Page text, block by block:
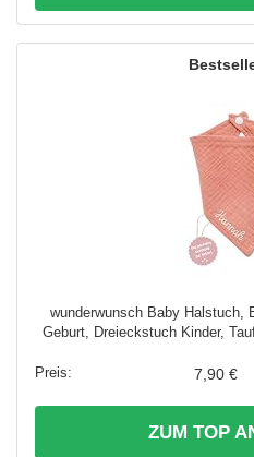
wunderwunsch Baby Halstuch,
Geburt, Dreieckstuch Kinder,
7,90 €
ZUM TOP